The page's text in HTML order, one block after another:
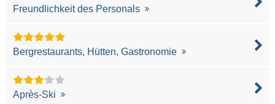
Freundlichkeit des Personals
Bergrestaurants, Hütten, Gastronomie
Après-Ski